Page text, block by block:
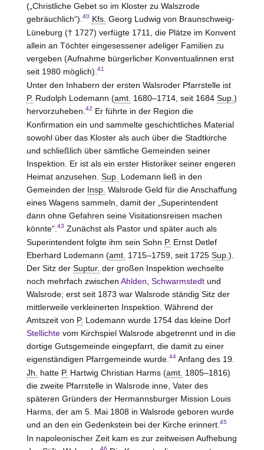
(„Christliche Gebet so im Kloster zu Walszrode
gebräuchlich“). 40 Kfs. Georg Ludwig von Braunschweig-
Lüneburg († 1727) verfügte 1711, die Plätze im Konvent
allein an Töchter eingesessener adeliger Familien zu
vergeben (Aufnahme bürgerlicher Konventualinnen erst
seit 1980 möglich). 41
Unter den Inhabern der ersten Walsroder Pfarrstelle ist
P. Rudolph Lodemann (amt. 1680–1714, seit 1684 Sup. )
hervorzuheben. 42 Er führte in der Region die
Konfirmation ein und sammelte geschichtliches Material
sowohl über das Kloster als auch über die Stadtkirche
und schließlich über sämtliche Gemeinden seiner
Inspektion. Er ist als ein erster Historiker seiner engeren
Heimat anzusehen. Sup. Lodemann ließ in den
Gemeinden der Insp. WalsrodeGeld für die Anschaffung
eines Wagens sammeln, damit der „Superintendent
dann ohne Gefahren seine Visitationsreisen machen
könnte“. 43 Zunächst als Pastor und später auch als
Superintendent folgte ihm sein Sohn P. Ernst Detlef
Eberhard Lodemann (amt. 1715–1759, seit 1725 Sup. ).
Der Sitz der Suptur. der großen Inspektion wechselte
noch mehrfach zwischen Ahlden Schwarmstedtund
Walsrode; erst seit 1873 war Walsrode ständig Sitz der
mittlerweile verkleinerten Inspektion. Während der
Amtszeit von P. Lodemann wurde 1754 das kleine Dorf
Stellichtevom Kirchspiel Walsrode abgetrennt und in die
dortige Gutsgemeinde eingepfarrt, die damit zu einer
eigenständigen Pfarrgemeinde wurde. 44Anfang des 19.
Jh.
hatte P. Hartwig Christian Harms (amt. 1805–1816)
die zweite Pfarrstelle in Walsrode inne, Vater des
späteren Gründers der Hermannsburger Mission Louis
Harms, der am 5. Mai 1808 in Walsrode geboren wurde
und an den ein Gedenkstein bei der Kirche erinnert. 45
In napoleonischer Zeit kam es zur zeitweisen Aufhebung
46